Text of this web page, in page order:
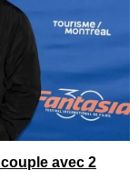
avec 2